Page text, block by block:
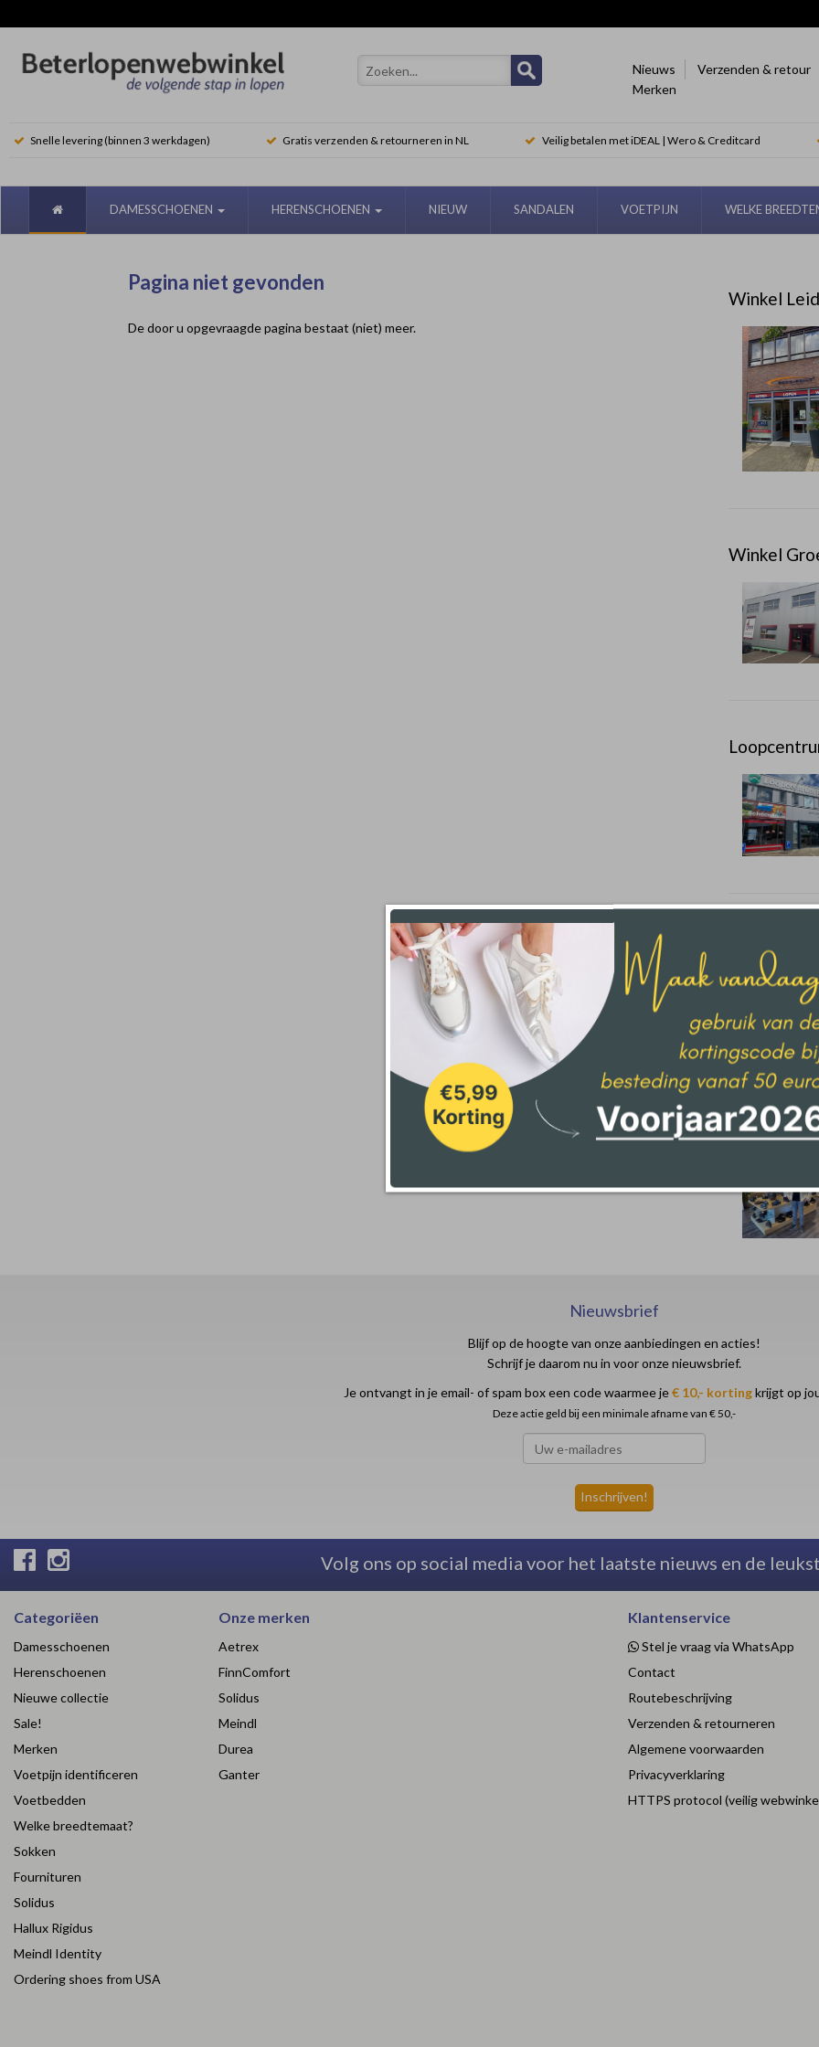
Nieuws
Verzenden & retour
Merken
Snelle levering (binnen 3 werkdagen) Gratis verzenden & retourneren in NL Veilig betalen met iDEAL | Wero & Creditcard
DAMESSCHOENEN HERENSCHOENEN NIEUW SANDALEN VOETPIJN WELKE
Pagina niet gevonden
De door u opgevraagde pagina bestaat (niet) meer.
Winkel
Winkel
Delden
Nieuwsbrief
Blijf op de hoogte van onze aanbiedingen en acties!
Schrijf je daarom nu in voor onze nieuwsbrief.
Je ontvangt in je email- of spam box een code waarmee je€ 10,- kortingkrijgt op
Deze actie geld bij een minimale afname van € 50,-
Volg ons op social media voor het laatste nieuws en de
Categoriëen
Damesschoenen
Herenschoenen
Nieuwe collectie
Sale!
Merken
Voetpijn identificeren
Voetbedden
Welke breedtemaat?
Sokken
Fournituren
Solidus
Hallux Rigidus
Meindl Identity
Ordering shoes from USA
Onze merken
Aetrex
FinnComfort
Solidus
Meindl
Durea
Ganter
Klantenservice
Stel je vraag via WhatsApp
Contact
Routebeschrijving
Verzenden & retourneren
Algemene voorwaarden
Privacyverklaring
HTTPS protocol (veilig